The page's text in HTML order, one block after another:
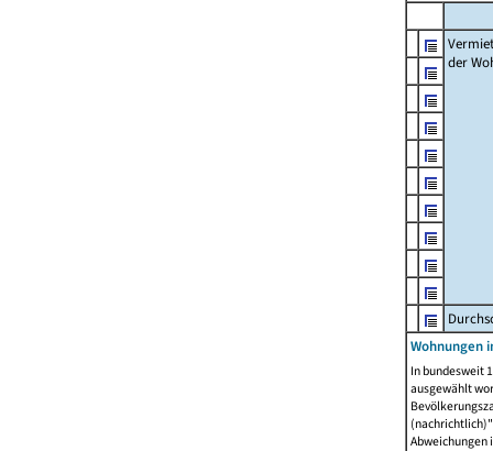
der
Wohnungen
In bundesweit
ausgewählt
Abweichungen